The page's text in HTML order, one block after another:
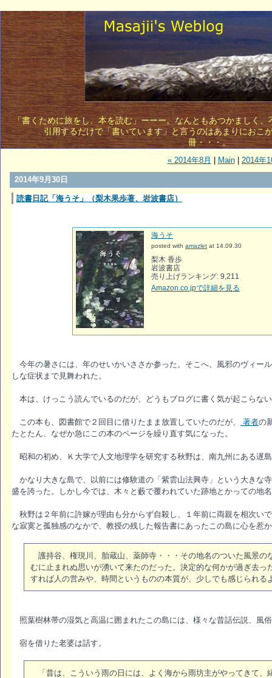
「書くために旅をし、本を読む」ーーー。なんともあつかましく
引用するだけで「書いています」と言うのはあまりにおこ
冊・・・。
« 2014年8月 Main| 2014年
2014年9月30日
読書日記「海うそ」（梨木果歩著、岩波書店）
海うそ
posted with amazlet at 14.09.30
梨木 香歩
岩波書店
売り上げランキング: 9,211
Amazon.co.jpで詳細を見る
今年の暑さには、年のせいかいささか参った。そこへ、風邪のヴィー
しな症状まで見舞われた。
本は、けっこう読んでいるのだが、どうもブログに書く気が起こらな
この本も、図書館で２回目に借りたまま放置していたのだが、 著者の
たとたん、なぜか急にこの本のページを繰り直す気になった。
昭和の初め、Ｋ大学で人文地理学を研究する秋野は、南九州にある遅
かなり大きな島で、以前には修験道の「紫雲山法興寺」という大きな
盛を誇った。しかし今では、木々と藪で覆われていた跡地とかっての地
秋野は２年前に許嫁が理由も分からず自殺し、１年前に両親を相次い
な寂寞と孤独感のなかで、教授の残した報告書にあったこの島に心を惹
護持谷、権現川、胎蔵山、薬師寺・・・その地名のついた風景の
むに止まれぬ思いが湧いて来たのだった。決定的な何かが過ぎ去
すれば人の営みや、時間というものの本質が、少しでも感じられる
照葉樹林帯の湿気と高温に囲まれたこの島には、様々な昔話伝説、風
宿を借りた老婆は話す。
「昔は、こういう雨の日には、よく海から雨坊主がやってきて、